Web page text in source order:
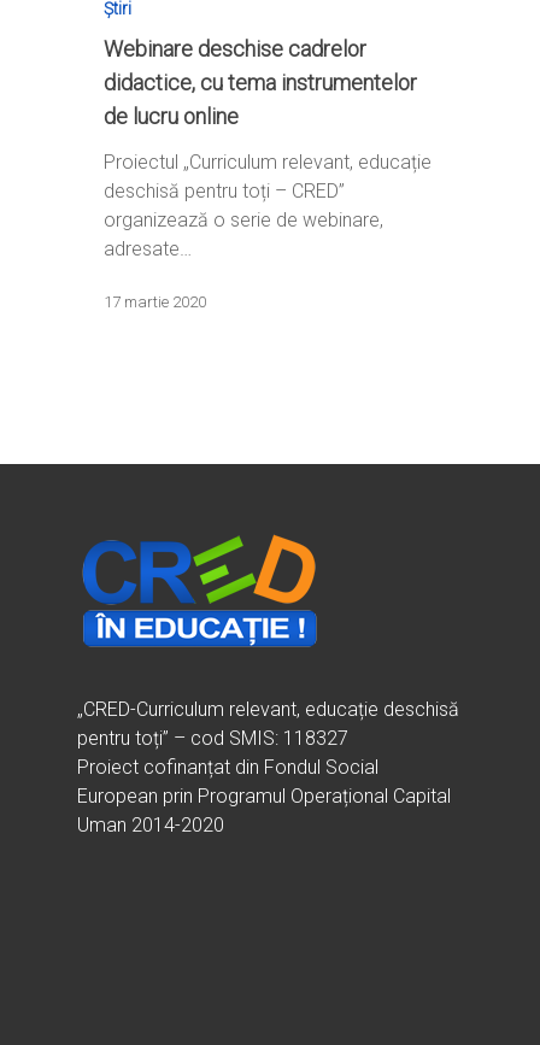
Știri
Webinare deschise cadrelor
didactice, cu tema instrumentelor
de lucru online
Proiectul „Curriculum relevant, educație
deschisă pentru toți – CRED”
organizează o serie de webinare,
adresate…
17 martie 2020
„CRED-Curriculum relevant, educație deschisă
pentru toți” – cod SMIS: 118327
Proiect cofinanțat din Fondul Social
European prin Programul Operațional Capital
Uman 2014-2020